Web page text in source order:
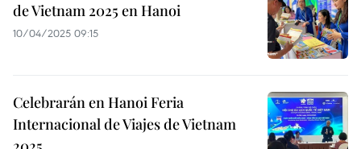
de Vietnam 2025 en Hanoi
10/04/2025 09:15
Celebrarán en Hanoi Feria
Internacional de Viajes de Vietnam